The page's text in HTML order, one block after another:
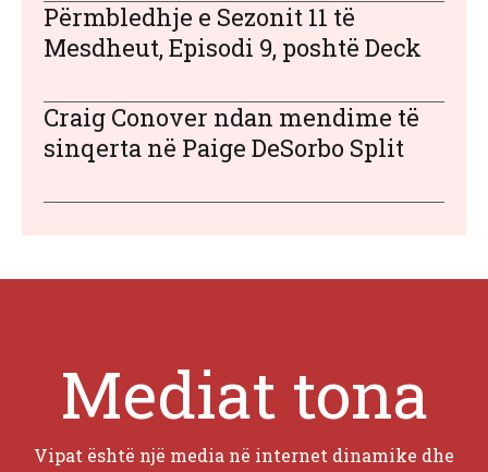
Përmbledhje e Sezonit 11 të
Mesdheut, Episodi 9, poshtë Deck
Craig Conover ndan mendime të
sinqerta në Paige DeSorbo Split
Mediat tona
Vipat është një media në internet dinamike dhe